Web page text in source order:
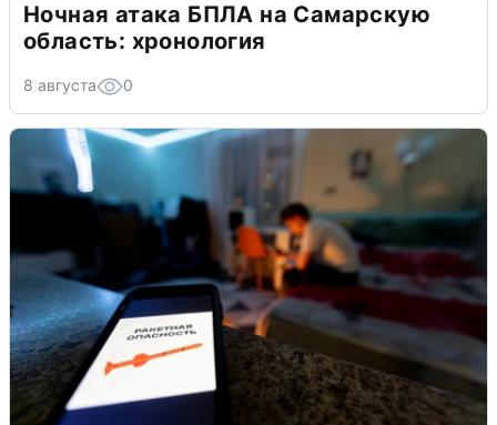
Ночная атака БПЛА на Самарскую
область: хронология
8 августа 0